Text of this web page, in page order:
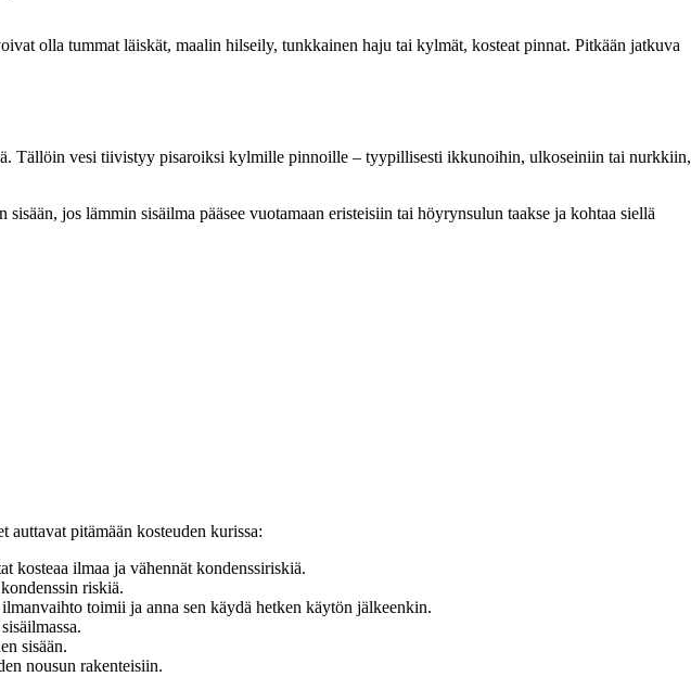
olla tummat läiskät, maalin hilseily, tunkkainen haju tai kylmät, kosteat pinnat. Pitkään jatkuva
Tällöin vesi tiivistyy pisaroiksi kylmille pinnoille – tyypillisesti ikkunoihin, ulkoseiniin tai nurkkiin,
jos lämmin sisäilma pääsee vuotamaan eristeisiin tai höyrynsulun taakse ja kohtaa siellä
pitämään kosteuden kurissa:
kosteaa ilmaa ja vähennät kondenssiriskiä.
riskiä.
toimii ja anna sen käydä hetken käytön jälkeenkin.
sisään.
nousun rakenteisiin.